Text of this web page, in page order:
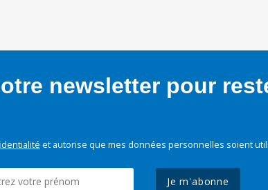
newsletter pour
et autorise que mes données personnelles soient
Je m'abonne